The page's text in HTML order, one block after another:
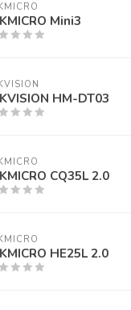
Mini3
HM-DT03
CQ35L 2.0
HE25L 2.0